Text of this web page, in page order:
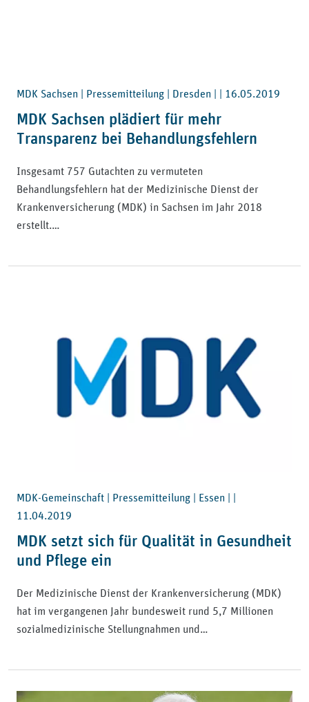
MDK Sachsen | Pressemitteilung | Dresden | | 16.05.2019
MDK Sachsen plädiert für mehr
Transparenz bei Behandlungsfehlern
Insgesamt 757 Gutachten zu vermuteten
Behandlungsfehlern hat der Medizinische Dienst der
Krankenversicherung (MDK) in Sachsen im Jahr 2018
erstellt.…
MDK-Gemeinschaft | Pressemitteilung | Essen | |
11.04.2019
MDK setzt sich für Qualität in Gesundheit
und Pflege ein
Der Medizinische Dienst der Krankenversicherung (MDK)
hat im vergangenen Jahr bundesweit rund 5,7 Millionen
sozialmedizinische Stellungnahmen und…